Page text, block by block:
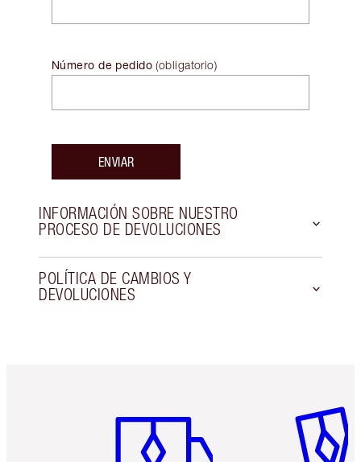
Número de pedido (obligatorio)
ENVIAR
INFORMACIÓN SOBRE NUESTRO
PROCESO DE DEVOLUCIONES
POLÍTICA DE CAMBIOS Y
DEVOLUCIONES